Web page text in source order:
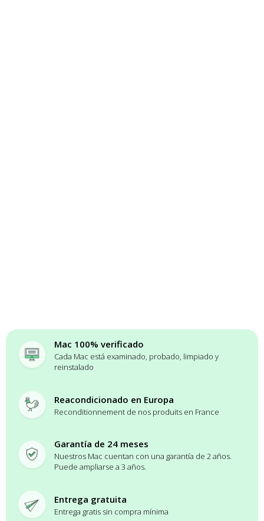
Mac 100% verificado
Cada Mac está examinado, probado, limpiado y
reinstalado
Reacondicionado en Europa
Reconditionnement de nos produits en France
Garantía de 24 meses
Nuestros Mac cuentan con una garantía de 2 años.
Puede ampliarse a 3 años.
Entrega gratuita
Entrega gratis sin compra mínima